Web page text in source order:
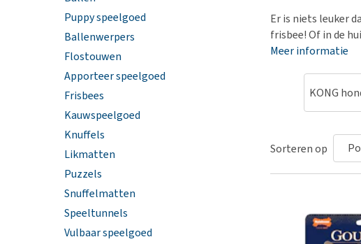
Biologisch hondenvoer
Vegan hondenvoer
Puppy speelgoed
Ballenwerpers
Flostouwen
Apporteer speelgoed
Frisbees
Kauwspeelgoed
Knuffels
Likmatten
Puzzels
Snuffelmatten
Speeltunnels
Vulbaar speelgoed
Er is niets leuker
frisbee! Of in de
Meer informatie
KONG
Sorteren op